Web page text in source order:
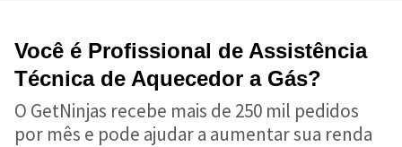
Você é Profissional de Assistência
Técnica de Aquecedor a Gás?
O GetNinjas recebe mais de 250 mil pedidos
por mês e pode ajudar a aumentar sua renda